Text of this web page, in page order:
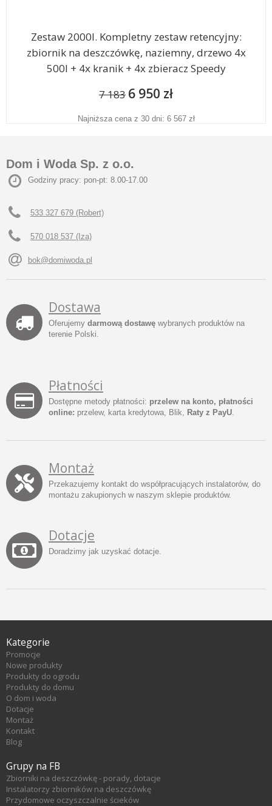
Zestaw 2000l. Kompletny zestaw retencyjny:
zbiornik na deszczówkę, naziemny, drzewo 4x
500l + 4x kranik + 4x zbieracz Speedy
7 183 6 950 zł
Najniższa cena z 30 dni: 6 567 zł
Dom i Woda Sp. z o.o.
Godziny pracy: pon-pt: 8.00-17.00
533 327 679 (Robert)
570 018 537 (Iza)
bok@domiwoda.pl
Dostawa
Oferujemy darmową dostawę wybranych produktów na
terenie Polski.
Płatności
Dostępne metody płatności: przelew na konto, płatności
online: przelew, karta kredytowa, Blik, Raty z PayU
Montaż
Przekazujemy kontakt do współpracujących instalatorów, do
montażu zakupionych w naszym sklepie produktów.
Dotacje
Doradzimy jak uzyskać dotacje.
Kategorie
Promocje
Nowe produkty
Produkty do ogrodu
Produkty do domu
O dom i woda
Dotacje
Montaż
Kontakt
Blog
Grupy na FB
Zbiorniki na deszczówkę - porady, dotacje
Instalatorzy zbiorników na deszczówkę
Przydomowe oczyszczalnie ścieków